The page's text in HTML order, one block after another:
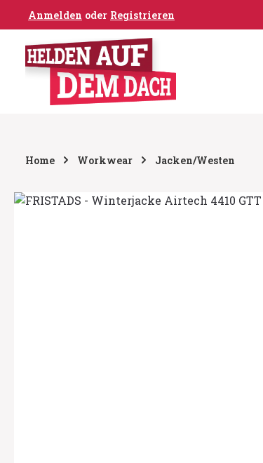
Hauptinhalt springen
Zur Hauptnavigation springen
Anmelden oder Registrieren
Home Workwear Jacken/Westen
Bildergalerie überspringen